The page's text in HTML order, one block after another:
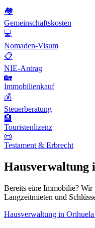
🏘️
Gemeinschaftskosten
💻
Nomaden-Visum
📋
NIE-Antrag
🏡
Immobilienkauf
💰
Steuerberatung
🏨
Touristenlizenz
📜
Testament & Erbrecht
Hausverwaltung
Bereits eine Immobilie?
Langzeitmieten und
Hausverwaltung in